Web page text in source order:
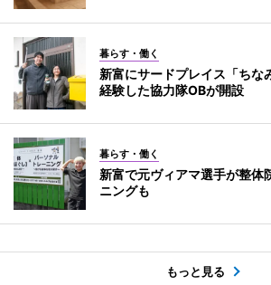
暮らす・働く
新富にサードプレイス「ち
経験した協力隊OBが開設
暮らす・働く
新富で元ヴィアマ選手が整
ニングも
もっと見る